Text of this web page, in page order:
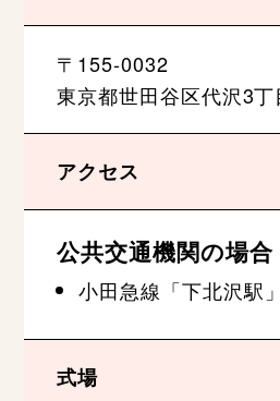
〒155-0032
東京都世田谷区代沢3
アクセス
公共交通機関の場合
小田急線「下北沢駅
式場